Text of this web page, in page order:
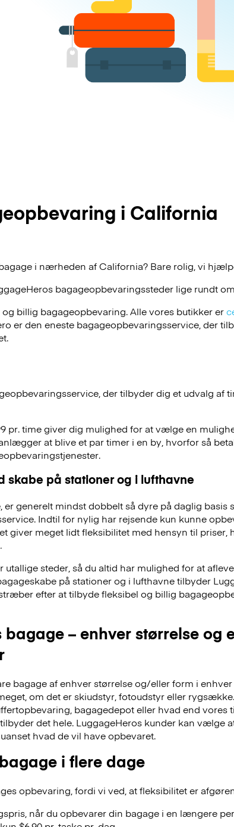
i California
i nærheden af California? Bare rolig, vi
bagageopbevaringssteder lige rundt
billig bagageopbevaring. Alle vores butikker er
er den eneste bagageopbevaringsservice, der
der tilbyder dig et udvalg af
pr. time giver dig mulighed for at vælge en
at blive et par timer i en by, hvorfor så
skabe på stationer og i lufthavne
er generelt mindst dobbelt så dyre på daglig basis
Indtil for nylig har rejsende kun kunne
giver meget lidt fleksibilitet med hensyn til priser,
steder, så du altid har mulighed for at
på stationer og i lufthavne tilbyder
efter at tilbyde fleksibel og billig
– enhver størrelse og
bagage af enhver størrelse og/eller form i
om det er skiudstyr, fotoudstyr eller
bagagedepot eller hvad end vores
det hele. LuggageHeros kunder kan vælge
hvad de vil have opbevaret.
i flere dage
opbevaring, fordi vi ved, at fleksibilitet er
når du opbevarer din bagage i en længere